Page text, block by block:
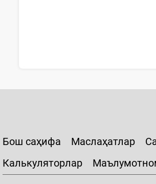
Бош саҳифа Маслаҳатлар
Калькуляторлар